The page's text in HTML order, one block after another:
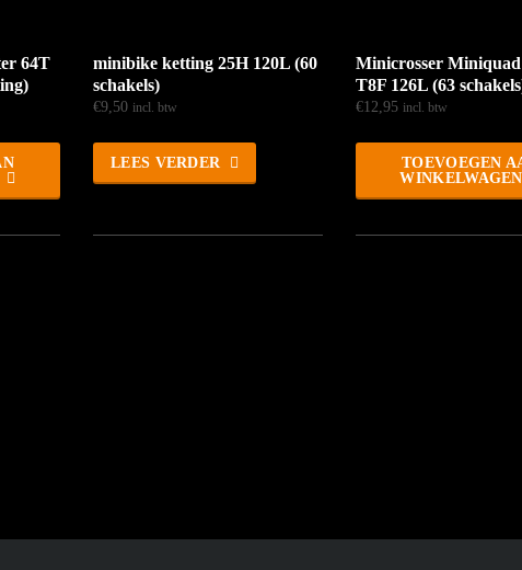
64T
minibike ketting 25H 120L (60
schakels)
€9,50 incl. btw
LEES VERDER
Minicrosser
T8F 126L (63
€12,95 incl. btw
TOEVOEGEN
WINKELWAGEN